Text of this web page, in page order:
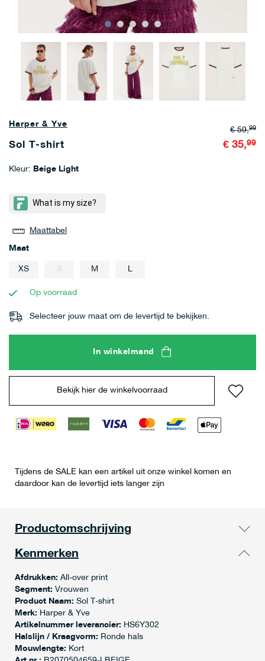
Harper & Yve
Sol T-shirt
€ 59,99
€ 35,99
Kleur: Beige Light
Maattabel
Maat
XS S M L
Op voorraad
Selecteer jouw maat om de levertijd te bekijken.
In winkelmand
Bekijk hier de winkelvoorraad
Tijdens de SALE kan een artikel uit onze winkel komen en
daardoor kan de levertijd iets langer zijn
Productomschrijving
Kenmerken
Afdrukken: All-over print
Segment: Vrouwen
Product Naam: Sol T-shirt
Merk: Harper & Yve
Artikelnummer leverancier: HS6Y302
Halslijn / Kraagvorm: Ronde hals
Mouwlengte: Kort